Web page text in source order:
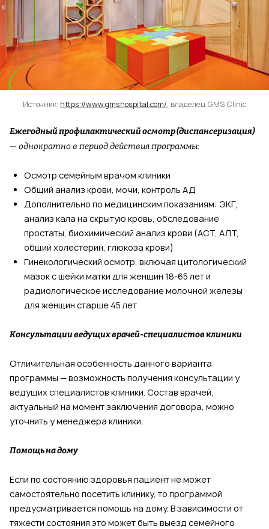
Источник: https://www.gmshospital.com/, владелец GMS Clinic
Ежегодный профилактический осмотр (диспансеризация)
— однократно в период действия программы:
Осмотр семейным врачом клиники
Общий анализ крови, мочи, контроль АД
Дополнительно по медицинским показаниям: ЭКГ,
анализ кала на скрытую кровь, обследование
простаты, биохимический анализ крови (АСТ, АЛТ,
общий холестерин, глюкоза крови)
Гинекологический осмотр, включая цитологический
мазок с шейки матки для женщин 18-65 лет и
радиологическое исследование молочной железы
для женщин старше 45 лет
Консультации ведущих врачей-специалистов клиники
Отличительная особенность данного варианта
программы — возможность получения консультации у
ведущих специалистов клиники. Состав врачей,
актуальный на момент заключения договора, можно
уточнить у менеджера клиники.
Помощь на дому
Если по состоянию здоровья пациент не может
самостоятельно посетить клинику, то программой
предусматривается помощь на дому. В зависимости от
тяжести состояния это может быть выезд семейного